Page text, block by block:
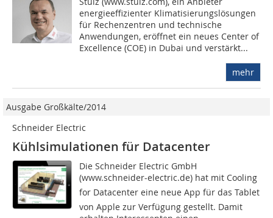
energieeffizienter Klimatisierungslösungen
für Rechenzentren und technische
Anwendungen, eröffnet ein neues Center of
Excellence (COE) in Dubai und verstärkt...
mehr
Ausgabe Großkälte/2014
Schneider Electric
Kühlsimulationen für Datacenter
Die Schneider Electric GmbH
(www.schneider-electric.de) hat mit Cooling
for Datacenter eine neue App für das Tablet
von Apple zur Verfügung gestellt. Damit